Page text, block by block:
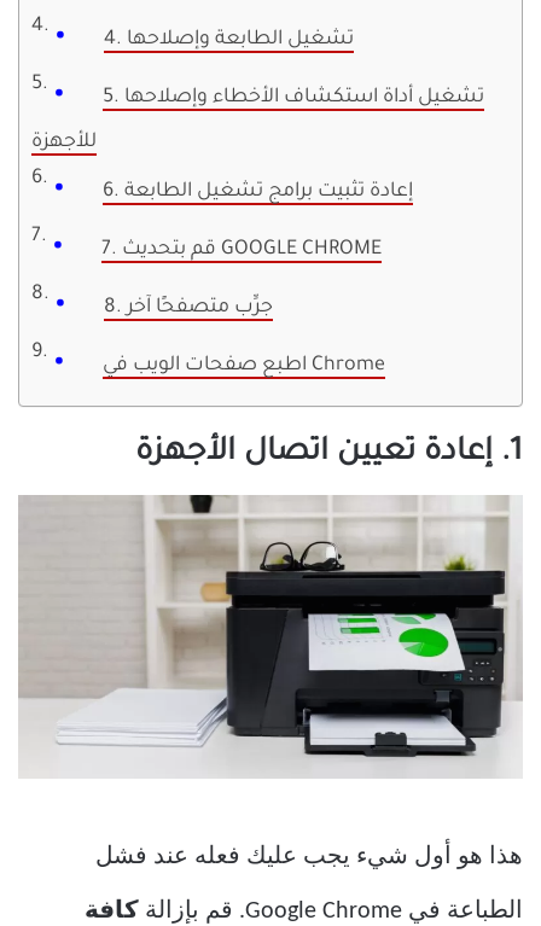
4. تشغيل الطابعة وإصلاحها
5. تشغيل أداة استكشاف الأخطاء وإصلاحها
للأجهزة
6. إعادة تثبيت برامج تشغيل الطابعة
7. قم بتحديث GOOGLE CHROME
8. جرِّب متصفحًا آخر
اطبع صفحات الويب في Chrome
1. إعادة تعيين اتصال الأجهزة
هذا هو أول شيء يجب عليك فعله عند فشل
الطباعة في Google Chrome. قم بإزالة كافة